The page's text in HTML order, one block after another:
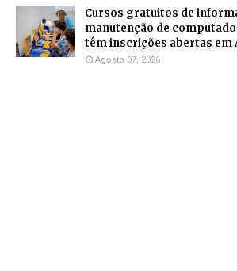
Cursos gratuitos de
manutenção de
têm inscrições abertas em
Agosto 07, 2026